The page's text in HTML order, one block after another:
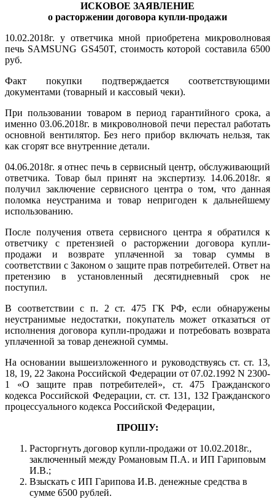
ИСКОВОЕ ЗАЯВЛЕНИЕ
о расторжении договора купли-продажи
10.02.2018г. у ответчика мной приобретена микроволновая
печь SAMSUNG GS450T, стоимость которой составила 6500
руб.
Факт покупки подтверждается соответствующими
документами (товарный и кассовый чеки).
При пользовании товаром в период гарантийного срока, а
именно 03.06.2018г. в микроволновой печи перестал работать
основной вентилятор. Без него прибор включать нельзя, так
как сгорят все внутренние детали.
04.06.2018г. я отнес печь в сервисный центр, обслуживающий
ответчика. Товар был принят на экспертизу. 14.06.2018г. я
получил заключение сервисного центра о том, что данная
поломка неустранима и товар непригоден к дальнейшему
использованию.
После получения ответа сервисного центра я обратился к
ответчику с претензией о расторжении договора купли-
продажи и возврате уплаченной за товар суммы в
соответствии с Законом о защите прав потребителей. Ответ на
претензию в установленный десятидневный срок не
поступил.
В соответствии с п. 2 ст. 475 ГК РФ, если обнаружены
неустранимые недостатки, покупатель может отказаться от
исполнения договора купли-продажи и потребовать возврата
уплаченной за товар денежной суммы.
На основании вышеизложенного и руководствуясь ст. ст. 13,
18, 19, 22 Закона Российской Федерации от 07.02.1992 N 2300-
1 «О защите прав потребителей», ст. 475 Гражданского
кодекса Российской Федерации, ст. ст. 131, 132 Гражданского
процессуального кодекса Российской Федерации,
ПРОШУ:
Расторгнуть договор купли-продажи от 10.02.2018г.,
заключенный между Романовым П.А. и ИП Гариповым
И.В.;
Взыскать с ИП Гарипова И.В. денежные средства в
сумме 6500 рублей.